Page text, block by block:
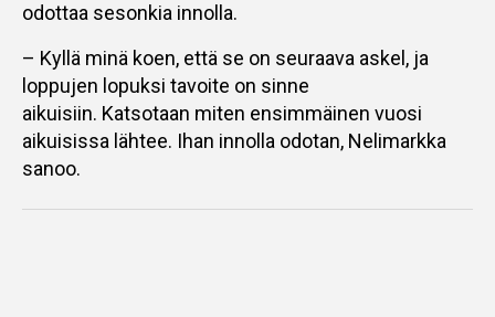
odottaa sesonkia innolla.
– Kyllä minä koen, että se on seuraava askel, ja
loppujen lopuksi tavoite on sinne
aikuisiin. Katsotaan miten ensimmäinen vuosi
aikuisissa lähtee. Ihan innolla odotan, Nelimarkka
sanoo.